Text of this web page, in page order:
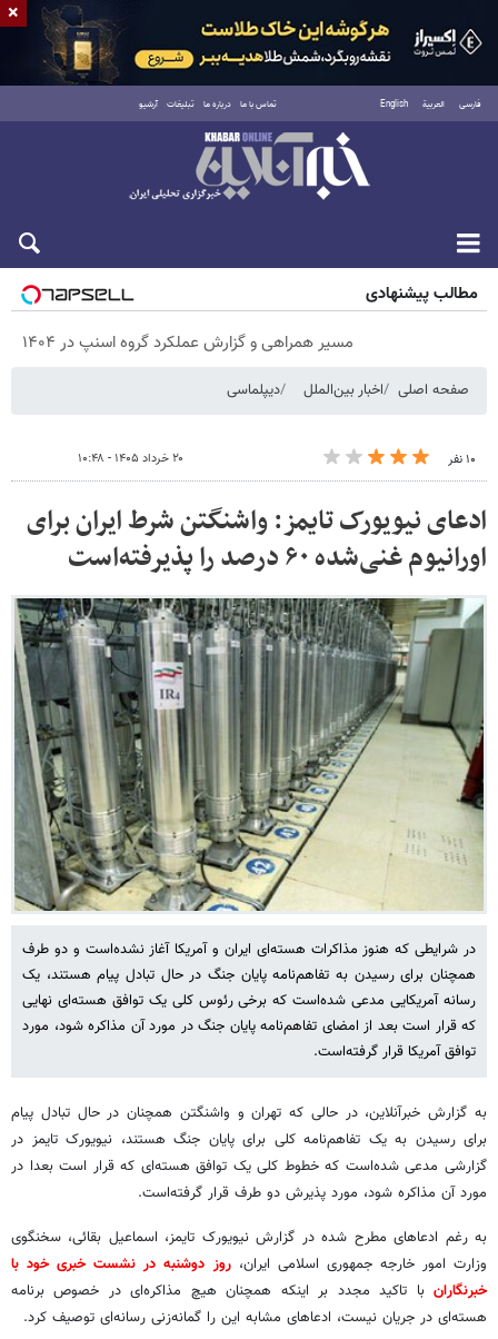
فارسی العربية English تماس با ما درباره ما تبلیغات آرشیو
پنجشنبه ۱۵ مرداد ۱۴۰۵
مطالب پیشنهادی
مسیر همراهی و گزارش عملکرد گروه اسنپ در ۱۴۰۴
صفحه اصلی اخبار بین‌الملل دیپلماسی
۱۰ نفر ۲۰ خرداد ۱۴۰۵ - ۱۰:۴۸
ادعای نیویورک تایمز: واشنگتن شرط ایران برای
اورانیوم غنی‌شده ۶۰ درصد را پذیرفته‌است
در شرایطی که هنوز مذاکرات هسته‌ای ایران و آمریکا آغاز نشده‌است و دو طرف
همچنان برای رسیدن به تفاهم‌نامه پایان جنگ در حال تبادل پیام هستند، یک
رسانه آمریکایی مدعی شده‌است که برخی رئوس کلی یک توافق هسته‌ای نهایی
که قرار است بعد از امضای تفاهم‌نامه پایان جنگ در مورد آن مذاکره شود، مورد
توافق آمریکا قرار گرفته‌است.
به گزارش خبرآنلاین، در حالی که تهران و واشنگتن همچنان در حال تبادل پیام
برای رسیدن به یک تفاهم‌نامه کلی برای پایان جنگ هستند، نیویورک تایمز در
گزارشی مدعی شده‌است که خطوط کلی یک توافق هسته‌ای که قرار است بعدا در
مورد آن مذاکره شود، مورد پذیرش دو طرف قرار گرفته‌است.
به رغم ادعاهای مطرح شده در گزارش نیویورک تایمز، اسماعیل بقائی، سخنگوی
وزارت امور خارجه جمهوری اسلامی ایران،روز دوشنبه در نشست خبری خود با
خبرنگاران با تاکید مجدد بر اینکه همچنان هیچ مذاکره‌ای در خصوص برنامه
هسته‌ای در جریان نیست، ادعاهای مشابه این را گمانه‌زنی رسانه‌ای توصیف کرد.
×